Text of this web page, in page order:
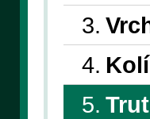
3.
4.
5.